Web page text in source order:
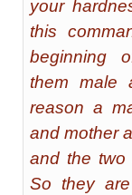
your
this
beginning
them male
reason a
and mother
and the two
So they